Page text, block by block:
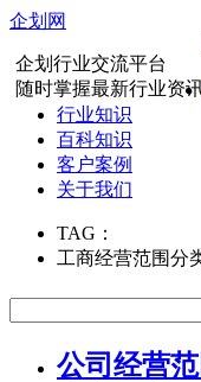
企划网
企划行业交流平台
随时掌握最新行业资
行业知识
百科知识
客户案例
关于我们
TAG：
工商经营范围分
公司经营